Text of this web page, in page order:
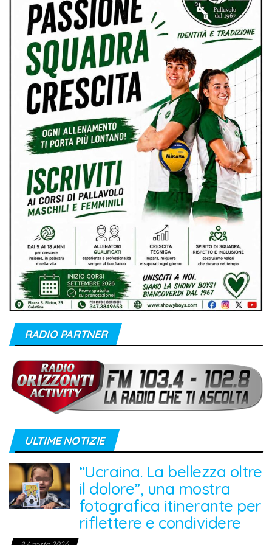
RADIO PARTNER
ULTIME NOTIZIE
“Ucraina. La bellezza oltre
il dolore”, una mostra
fotografica itinerante per
riflettere e condividere